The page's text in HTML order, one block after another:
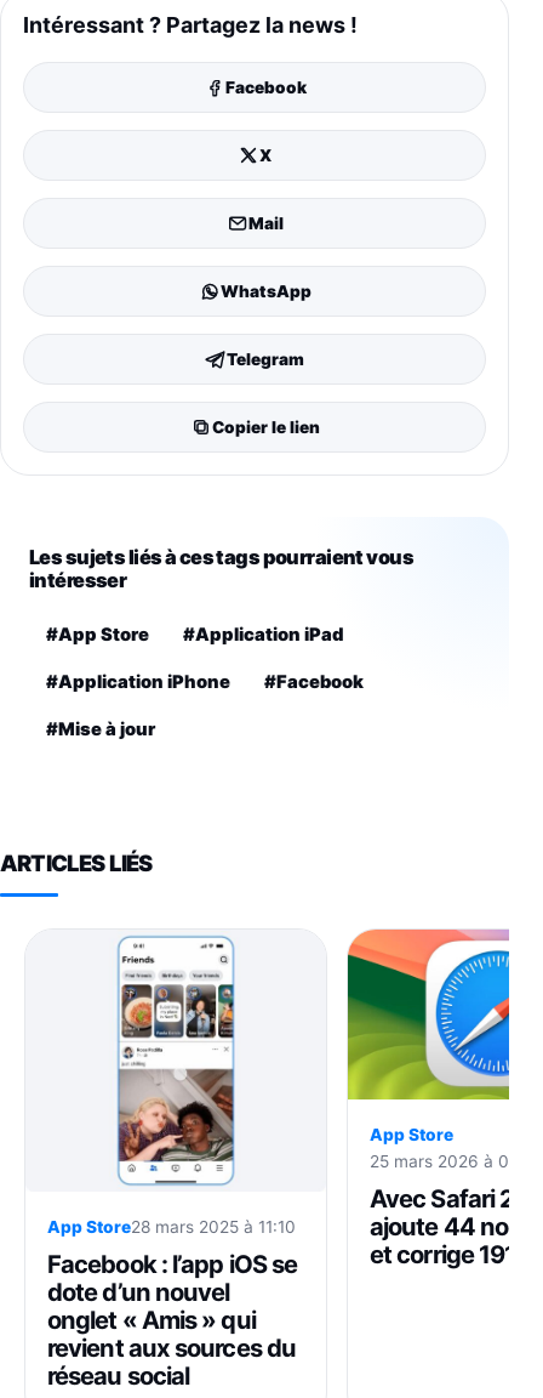
Intéressant ? Partagez la news !
Facebook
X
Mail
WhatsApp
Telegram
Copier le lien
Les sujets liés à ces tags pourraient vous
intéresser
#App Store #Application iPad
#Application iPhone #Facebook
#Mise à jour
ARTICLES LIÉS
App Store28 mars 2025 à 11:10
Facebook : l’app iOS se
dote d’un nouvel
onglet « Amis » qui
revient aux sources du
réseau social
App Store
25 mars 2026 à
Avec Safari
ajoute 44
et corrige 191